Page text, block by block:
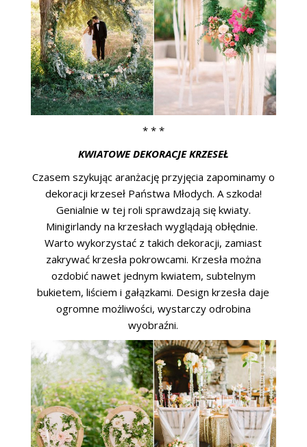
* * *
KWIATOWE DEKORACJE KRZESEŁ
Czasem szykując aranżację przyjęcia zapominamy o
dekoracji krzeseł Państwa Młodych. A szkoda!
Genialnie w tej roli sprawdzają się kwiaty.
Minigirlandy na krzesłach wyglądają obłędnie.
Warto wykorzystać z takich dekoracji, zamiast
zakrywać krzesła pokrowcami. Krzesła można
ozdobić nawet jednym kwiatem, subtelnym
bukietem, liściem i gałązkami. Design krzesła daje
ogromne możliwości, wystarczy odrobina
wyobraźni.